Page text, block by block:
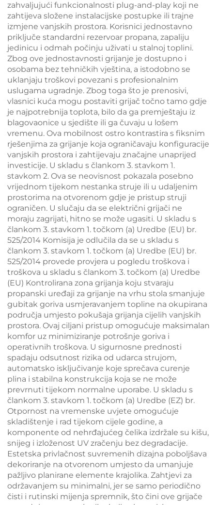
zahvaljujući funkcionalnosti plug-and-play koji ne
zahtijeva složene instalacijske postupke ili trajne
izmjene vanjskih prostora. Korisnici jednostavno
priključe standardni rezervoar propana, zapaliju
jedinicu i odmah počinju uživati u stalnoj toplini.
Zbog ove jednostavnosti grijanje je dostupno i
osobama bez tehničkih vještina, a istodobno se
uklanjaju troškovi povezani s profesionalnim
uslugama ugradnje. Zbog toga što je prenosivi,
vlasnici kuća mogu postaviti grijač točno tamo gdje
je najpotrebnija toplota, bilo da ga premještaju iz
blagovaonice u sjedište ili ga čuvaju u lošem
vremenu. Ova mobilnost ostro kontrastira s fiksnim
rješenjima za grijanje koja ograničavaju konfiguracije
vanjskih prostora i zahtijevaju značajne unaprijed
investicije. U skladu s člankom 3. stavkom 1.
stavkom 2. Ova se neovisnost pokazala posebno
vrijednom tijekom nestanka struje ili u udaljenim
prostorima na otvorenom gdje je pristup struji
ograničen. U slučaju da se električni grijači ne
moraju zagrijati, hitno se može ugasiti. U skladu s
člankom 3. stavkom 1. točkom (a) Uredbe (EU) br.
525/2014 Komisija je odlučila da se u skladu s
člankom 3. stavkom 1. točkom (a) Uredbe (EU) br.
525/2014 provede provjera u pogledu troškova i
troškova u skladu s člankom 3. točkom (a) Uredbe
(EU) Kontrolirana zona grijanja koju stvaraju
propanski uređaji za grijanje na vrhu stola smanjuje
gubitak goriva usmjeravanjem topline na okupirana
područja umjesto pokušaja grijanja cijelih vanjskih
prostora. Ovaj ciljani pristup omogućuje maksimalan
komfor uz minimiziranje potrošnje goriva i
operativnih troškova. U sigurnosne prednosti
spadaju odsutnost rizika od udarca strujom,
automatsko isključivanje koje sprečava curenje
plina i stabilna konstrukcija koja se ne može
prevrnuti tijekom normalne uporabe. U skladu s
člankom 3. stavkom 1. točkom (a) Uredbe (EZ) br.
Otpornost na vremenske uvjete omogućuje
skladištenje i rad tijekom cijele godine, a
komponente od nehrđajućeg čelika izdržale su kišu,
snijeg i izloženost UV zračenju bez degradacije.
Estetska privlačnost suvremenih dizajna poboljšava
dekoriranje na otvorenom umjesto da umanjuje
pažljivo planirane elemente krajolika. Zahtjevi za
održavanjem su minimalni, jer se samo periodično
čisti i rutinski mijenja spremnik, što čini ove grijače